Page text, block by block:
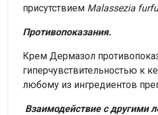
присутствием Malassezia
Противопоказания.
Крем Дермазол
гиперчувствительностью к
любому из ингредиентов
Взаимодействие с другими